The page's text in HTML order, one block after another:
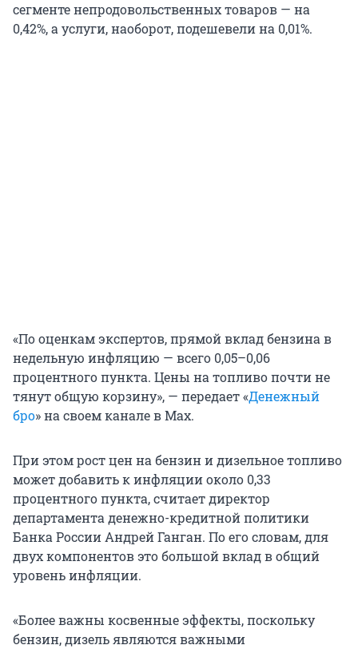
сегменте непродовольственных товаров — на
0,42%, а услуги, наоборот, подешевели на 0,01%.
«По оценкам экспертов, прямой вклад бензина в
недельную инфляцию — всего 0,05–0,06
процентного пункта. Цены на топливо почти не
тянут общую корзину», — передает «Денежный
бро» на своем канале в Max.
При этом рост цен на бензин и дизельное топливо
может добавить к инфляции около 0,33
процентного пункта, считает директор
департамента денежно-кредитной политики
Банка России Андрей Ганган. По его словам, для
двух компонентов это большой вклад в общий
уровень инфляции.
«Более важны косвенные эффекты, поскольку
бензин, дизель являются важными